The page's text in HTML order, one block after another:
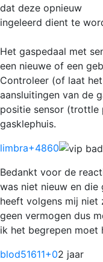
dat deze opnieuw
ingeleerd dient te
Het gaspedaal met
een nieuwe of een
Controleer (of laat
aansluitingen van de
positie sensor (trottle
gasklephuis.
limbra+4860
Bedankt voor de
was niet nieuw en
heeft volgens mij niet
geen vermogen dus
ik het begrepen moet
blod51611+02 jaar